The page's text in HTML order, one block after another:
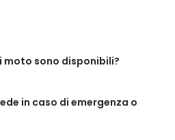
moto sono disponibili?
in caso di emergenza o